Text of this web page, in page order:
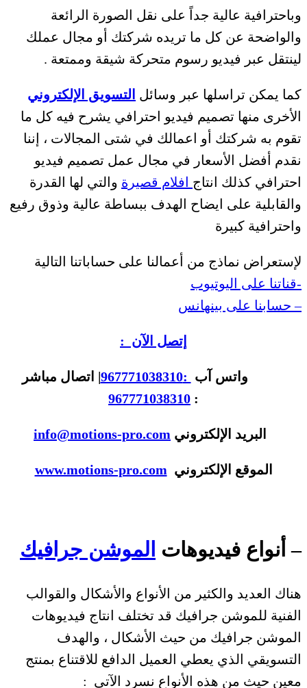
وباحترافية عالية جداً على نقل الصورة الرائعة
والواضحة عن كل ما تريده شركتك أو مجال عملك
لينتقل عبر فيديو رسوم متحركة شيقة وممتعة .
كما يمكن تراسلها عبر وسائل التسويق الإلكتروني
الأخرى منها تصميم فيديو احترافي يشرح فيه كل ما
تقوم به شركتك أو اعمالك في شتى المجالات ، إننا
نقدم أفضل الأسعار في مجال عمل تصميم فيديو
احترافي كذلك انتاج افلام قصيرة والتي لها القدرة
والقابلية على ايضاح الهدف ببساطة عالية وذوق رفيع
واحترافية كبيرة
لإستعراض نماذج من أعمالنا على حساباتنا التالية
-قناتنا على اليوتيوب
– حسابنا على بينهانس
إتصل الآن :
واتس آب :967771038310
| اتصال مباشر
:
967771038310
البريد الإلكتروني info@motions-pro.com
الموقع الإلكتروني www.motions-pro.com
– أنواع فيديوهات الموشن جرافيك
هناك العديد والكثير من الأنواع والأشكال والقوالب
الفنية للموشن جرافيك قد تختلف انتاج فيديوهات
الموشن جرافيك من حيث الأشكال ، والهدف
التسويقي الذي يعطي العميل الدافع للاقتناع بمنتج
معين حيث من هذه الأنواع نسرد الآتي :